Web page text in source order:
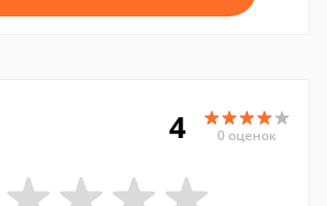
4 0 оценок